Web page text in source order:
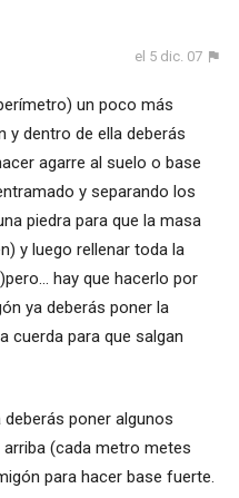
el 5 dic. 07
un poco más
y dentro de ella deberás
agarre al suelo o base
y separando los
piedra para que la masa
y luego rellenar toda la
hay que hacerlo por
ya deberás poner la
cuerda para que salgan
deberás poner algunos
(cada metro metes
para hacer base fuerte.